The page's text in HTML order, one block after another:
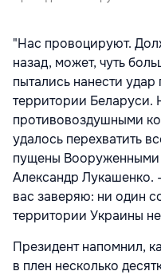
"Нас провоцируют.
назад, может, чуть
пытались нанести
территории Беларуси.
противовоздушными
удалось перехватить
пущены Вооруженными
Александр Лукашенко.
вас заверяю: ни один
территории Украины
Президент напомнил,
в плен несколько